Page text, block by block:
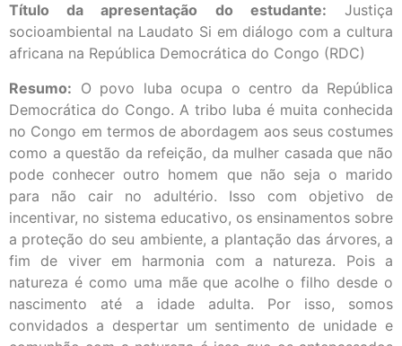
Título da apresentação do estudante: Justiça
socioambiental na Laudato Si em diálogo com a cultura
africana na República Democrática do Congo (RDC)
Resumo: O povo luba ocupa o centro da República
Democrática do Congo. A tribo luba é muita conhecida
no Congo em termos de abordagem aos seus costumes
como a questão da refeição, da mulher casada que não
pode conhecer outro homem que não seja o marido
para não cair no adultério. Isso com objetivo de
incentivar, no sistema educativo, os ensinamentos sobre
a proteção do seu ambiente, a plantação das árvores, a
fim de viver em harmonia com a natureza. Pois a
natureza é como uma mãe que acolhe o filho desde o
nascimento até a idade adulta. Por isso, somos
convidados a despertar um sentimento de unidade e